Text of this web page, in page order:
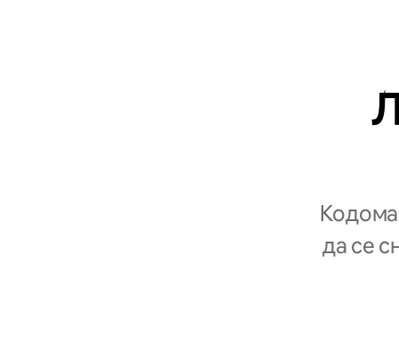
да се